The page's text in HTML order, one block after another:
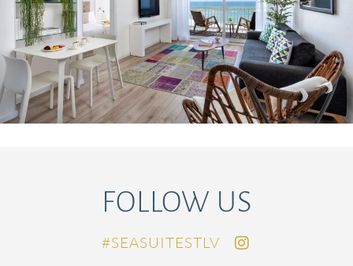
FOLLOW US
SEASUITESTLV#